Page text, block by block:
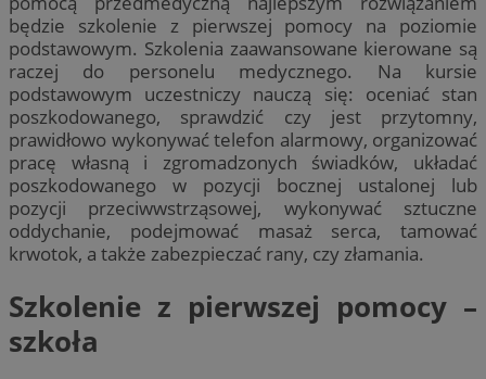
będzie szkolenie z pierwszej pomocy na poziomie
podstawowym. Szkolenia zaawansowane kierowane są
raczej do personelu medycznego. Na kursie
podstawowym uczestniczy nauczą się: oceniać stan
poszkodowanego, sprawdzić czy jest przytomny,
prawidłowo wykonywać telefon alarmowy, organizować
pracę własną i zgromadzonych świadków, układać
poszkodowanego w pozycji bocznej ustalonej lub
pozycji przeciwwstrząsowej, wykonywać sztuczne
oddychanie, podejmować masaż serca, tamować
krwotok, a także zabezpieczać rany, czy złamania.
Szkolenie z pierwszej pomocy –
szkoła